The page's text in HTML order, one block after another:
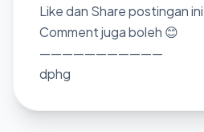
Like dan Share postingan
Comment juga boleh 😊
———————————
dphg